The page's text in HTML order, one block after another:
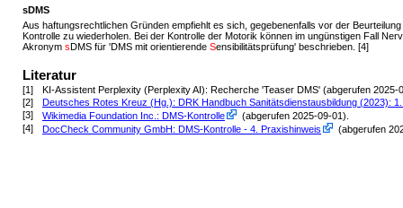
sDMS
Aus haftungsrechtlichen Gründen empfiehlt es sich, gegebenenfalls vor der
Kontrolle zu wiederholen. Bei der Kontrolle der Motorik können im ungünstigen Fall
Akronym s DMS für 'DMS mit orientierende Sensibilitätsprüfung' beschrieben. [4]
Literatur
[1]
KI-Assistent Perplexity (Perplexity AI): Recherche 'Teaser DMS' (abgerufen 2025-
[2]
Deutsches Rotes Kreuz (Hg.): DRK Handbuch Sanitätsdienstausbildung (2023): 1.
[3]
Wikimedia Foundation Inc.: DMS-Kontrolle (abgerufen 2025-09-01)
[4]
DocCheck Community GmbH: DMS-Kontrolle - 4. Praxishinweis (abgerufen